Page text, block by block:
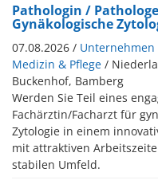
Pathologin /
Gynäkologische
07.08.2026 / Unternehmen
Medizin & Pflege /
Buckenhof, Bamberg
Werden Sie Teil eines
Fachärztin/Facharzt für
Zytologie in einem
mit attraktiven
stabilen Umfeld.